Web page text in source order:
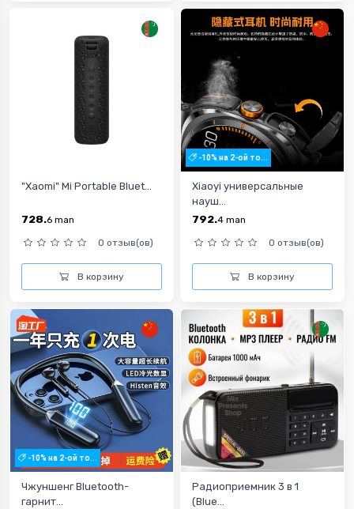
"Xaomi" Mi Portable Bluet...
728.6 man
0 отзыв(ов)
В корзину
-10% на 2-ой то...
Xiaoyi универсальные
науш...
792.4 man
0 отзыв(ов)
В корзину
-10% на 2-ой то...
Чжуншенг Bluetooth-
гарнит...
Радиоприемник 3 в 1
(Blue...